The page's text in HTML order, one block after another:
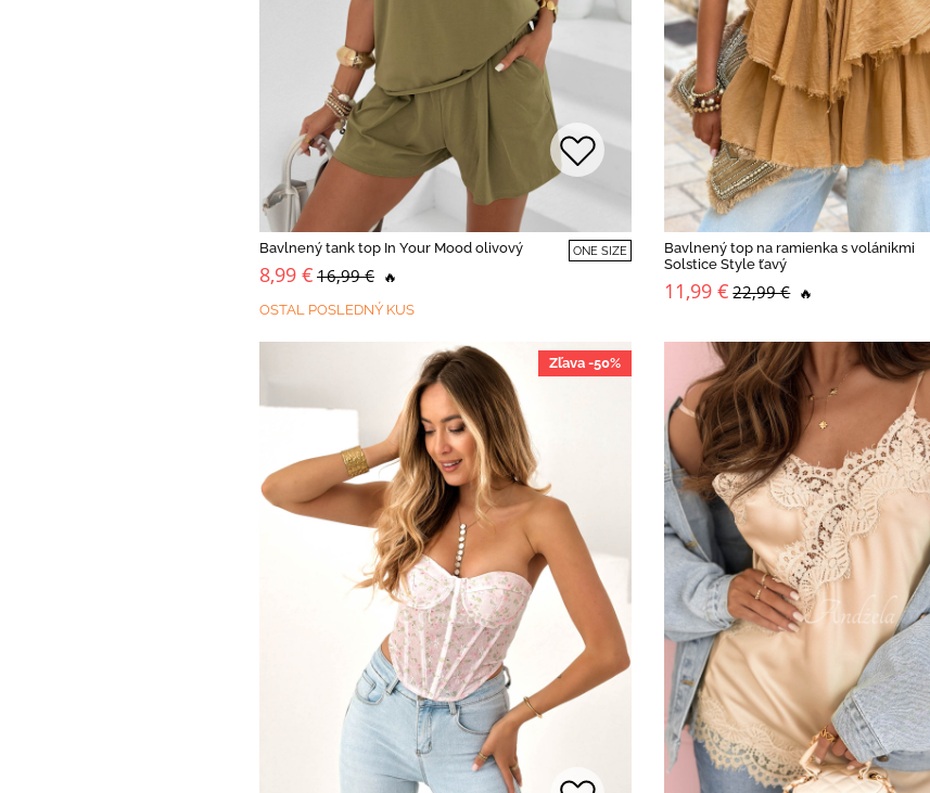
Bavlnený tank top In Your Mood olivový
8,99 € 16,99 € 🔥
ONE SIZE
OSTAL POSLEDNÝ KUS
Bavlnený top na ramienka s volánikmi
Solstice Style ťavý
11,99 € 22,99 € 🔥
Zľava -50%